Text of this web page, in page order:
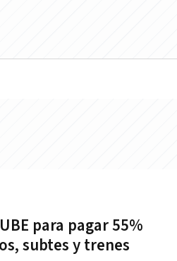
para pagar 55%
subtes y trenes